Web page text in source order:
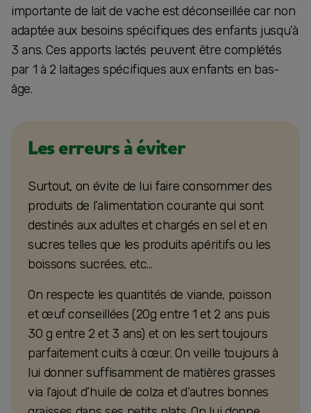
importante de lait de vache est déconseillée car non
adaptée aux besoins spécifiques des enfants jusqu’à
3 ans. Ces apports lactés peuvent être complétés
par 1 à 2 laitages spécifiques aux enfants en bas-
âge.
Les erreurs à éviter
Surtout, on évite de lui faire consommer des
produits de l’alimentation courante qui sont
destinés aux adultes et chargés en sel et en
sucres telles que les produits apéritifs ou les
boissons sucrées, etc…
On respecte les quantités de viande, poisson
et œuf conseillées (20g entre 1 et 2 ans puis
30 g entre 2 et 3 ans) et on les sert toujours
parfaitement cuits à cœur. On veille toujours à
lui donner suffisamment de matières grasses
via l’ajout d’huile de colza et d’autres bonnes